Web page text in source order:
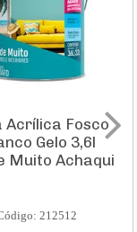
Acrílica Fosco
Gelo 3,6l
Muito Achaqui
212512